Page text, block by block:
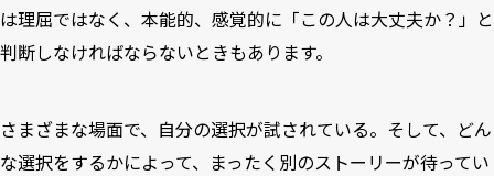
は理屈ではなく、本能的、感覚的に「この人は大丈夫か？」と
判断しなければならないときもあります。
さまざまな場面で、自分の選択が試されている。そして、どん
な選択をするかによって、まったく別のストーリーが待ってい